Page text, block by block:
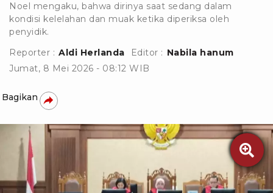
Noel mengaku, bahwa dirinya saat sedang dalam
kondisi kelelahan dan muak ketika diperiksa oleh
penyidik.
Reporter : Aldi Herlanda Editor : Nabila hanum
Jumat, 8 Mei 2026 - 08:12 WIB
Bagikan
